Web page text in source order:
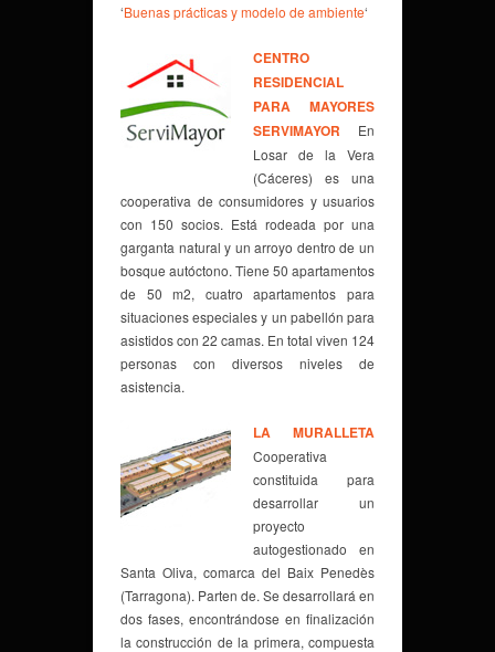
‘Buenas prácticas y modelo de ambiente‘
CENTRO
RESIDENCIAL
PARA MAYORES
SERVIMAYOR En
Losar de la Vera
(Cáceres) es una
cooperativa de consumidores y usuarios
con 150 socios. Está rodeada por una
garganta natural y un arroyo dentro de un
bosque autóctono. Tiene 50 apartamentos
de 50 m2, cuatro apartamentos para
situaciones especiales y un pabellón para
asistidos con 22 camas. En total viven 124
personas con diversos niveles de
asistencia.
LA MURALLETA
Cooperativa
constituida para
desarrollar un
proyecto
autogestionado en
Santa Oliva, comarca del Baix Penedès
(Tarragona). Parten de. Se desarrollará en
dos fases, encontrándose en finalización
la construcción de la primera, compuesta